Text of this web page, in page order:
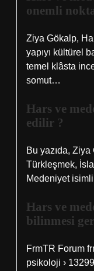
onemli
Ziya Gökalp,
yapıyı kültürel
temel klâsta
somut…
Hars ve
edilir ?
Bu yazıda,
Türkleşmek,
Medeniyet
Hars ve
bilinmesi
FrmTR Forum
psikoloji ›